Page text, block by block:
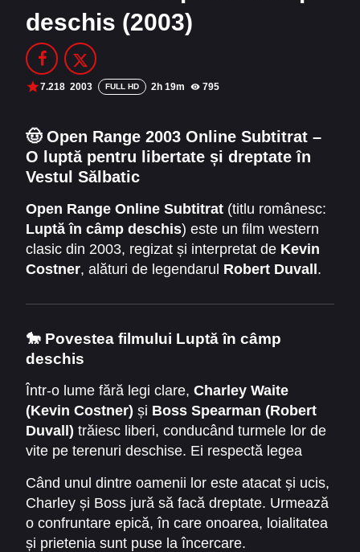
Filme Online 2014
Filme Online 2012
Filme Online 2010
DMCA
SERIALE ONLINE
CONTACT
deschis (2003)
7.218 2003 FULL HD 2h 19m 795
🤠 Open Range 2003 Online Subtitrat –
O luptă pentru libertate și dreptate în
Vestul Sălbatic
Open Range Online Subtitrat (titlu românesc:
Luptă în câmp deschis) este un film western
clasic din 2003, regizat și interpretat de Kevin
Costner, alături de legendarul Robert Duvall.
onoarea, prietenia și curajul sunt mai puternice
decât armele. Filmul readuce pe ecran
atmosfera autentică a Americii de altădată,
unde fiecare decizie putea însemna viață sau
moarte.
🐎 Povestea filmului Luptă în câmp
deschis
Într-o lume fără legi clare, Charley Waite
(Kevin Costner) și Boss Spearman (Robert
Duvall) trăiesc liberi, conducând turmele lor de
vite pe terenuri deschise. Ei respectă legea
este distrusă de un tiran local –Denton Baxter
un fermier bogat care consideră pășunile
domeniul său personal.
Când unul dintre oamenii lor este atacat și ucis,
Charley și Boss jură să facă dreptate. Urmează
o confruntare epică, în care onoarea, loialitatea
și prietenia sunt puse la încercare.